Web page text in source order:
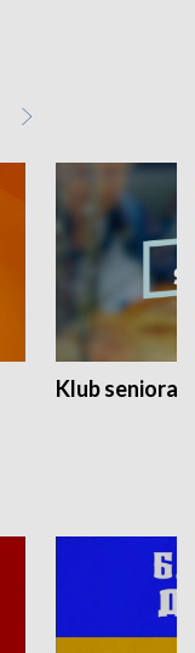
Klub seniora